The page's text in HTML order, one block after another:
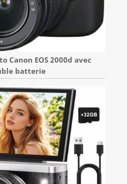
Canon EOS 2000d avec
batterie